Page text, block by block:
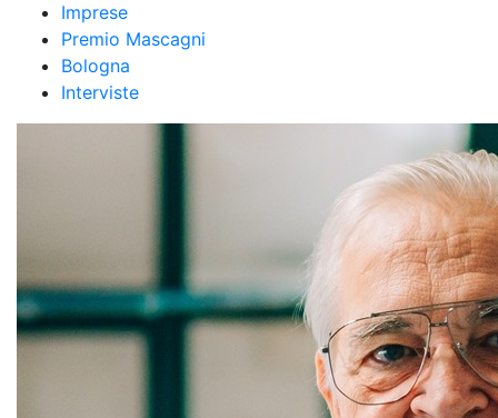
Imprese
Premio Mascagni
Bologna
Interviste